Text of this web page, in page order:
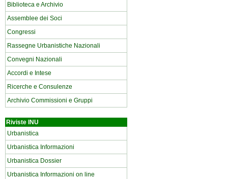
Biblioteca e Archivio
Assemblee dei Soci
Congressi
Rassegne Urbanistiche Nazionali
Convegni Nazionali
Accordi e Intese
Ricerche e Consulenze
Archivio Commissioni e Gruppi
Riviste INU
Urbanistica
Urbanistica Informazioni
Urbanistica Dossier
Urbanistica Informazioni on line